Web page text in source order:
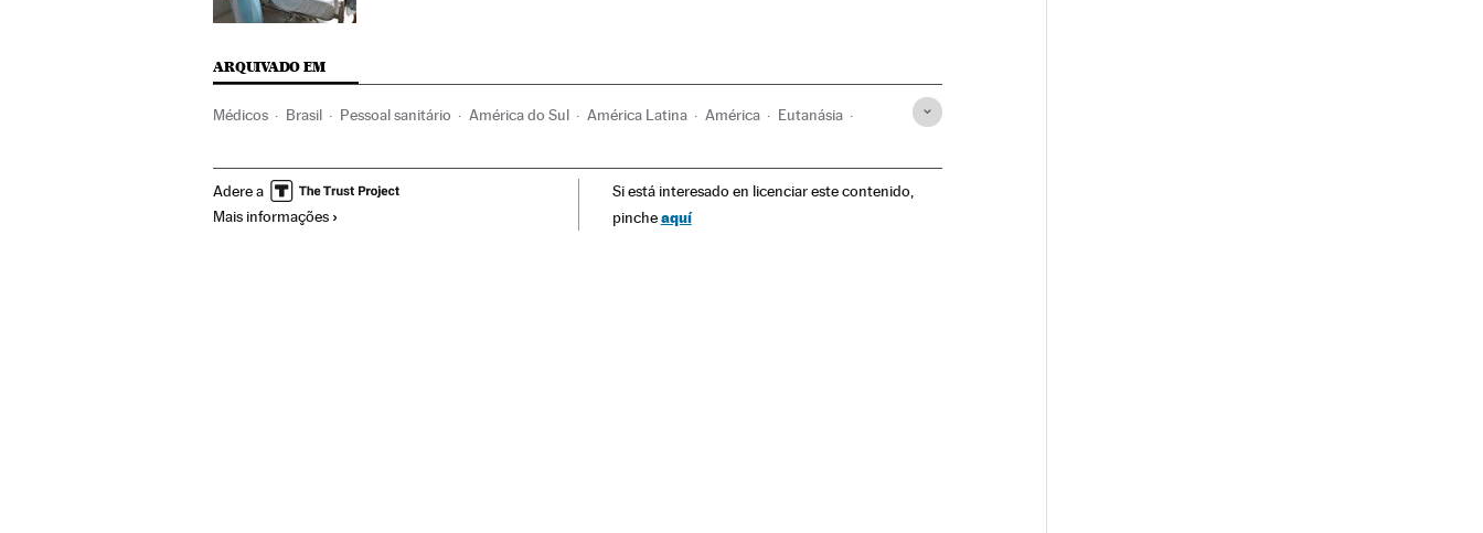
ARQUIVADO EM
Médicos Brasil Pessoal sanitário América do Sul América Latina América Eutanásia
Especialidades médicas Medicina Previdência Sociedade Saúde
Adere a
Mais informações
Si está interesado en licenciar este contenido,
pincheaquí